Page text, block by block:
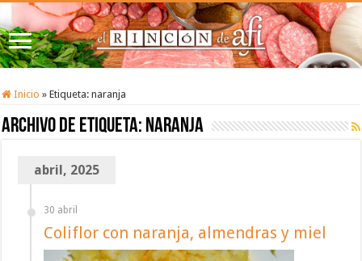
Inicio » Etiqueta:naranja
Archivo de etiqueta: naranja
abril, 2025
30 abril
Coliflor con naranja, almendras y miel